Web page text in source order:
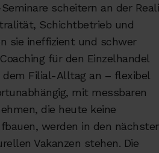
scheitern an der
Schichtbetrieb und
sie ineffizient und schwer
für den Einzelhandel
dem Filial-Alltag an – flexibel
mit messbaren
die heute keine
werden in den
Vakanzen stehen. Die